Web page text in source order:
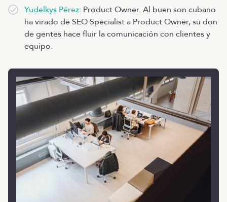
Yudelkys Pérez: Product Owner. Al buen son cubano
ha virado de SEO Specialist a Product Owner, su don
de gentes hace fluir la comunicación con clientes y
equipo.